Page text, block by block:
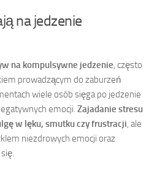
na jedzenie
na kompulsywne jedzenie , często
prowadzącym do zaburzeń
wiele osób sięga po jedzenie
emocji. Zajadanie stresu
w lęku, smutku czy frustracji , ale
niezdrowych emocji oraz